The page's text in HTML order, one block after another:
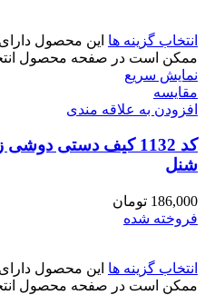
انتخاب گزینه ها این محصول
ممکن است در صفحه محصول
نمایش سریع
مقايسه
افزودن به علاقه مندی
کد 1132 کیف دستی
شنل
186,000 تومان
فروخته شده
انتخاب گزینه ها این محصول
ممکن است در صفحه محصول